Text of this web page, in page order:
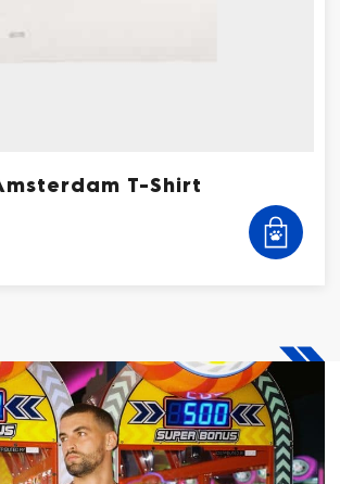
T-Shirt